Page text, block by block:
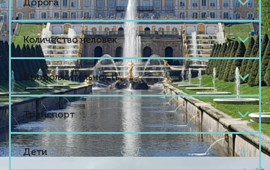
Количество человек
Продолжительность
Транспорт
Дети